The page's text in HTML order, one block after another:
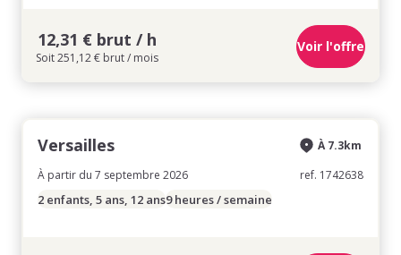
12,31 € brut / h
Soit 251,12 € brut / mois
Voir l'offre
Versailles
À partir du 7 septembre 2026
À 7.3km
ref. 1742638
2 enfants, 5 ans, 12 ans9 heures / semaine